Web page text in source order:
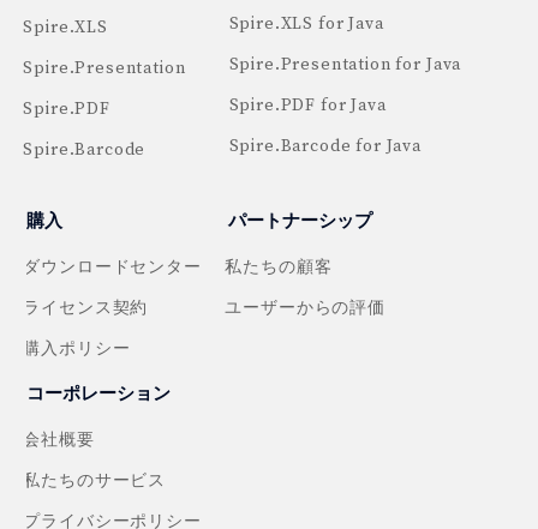
Spire.XLS
Spire.Presentation
Spire.PDF
Spire.Barcode
Spire.XLS for Java
Spire.Presentation for Java
Spire.PDF for Java
Spire.Barcode for Java
購入
ダウンロードセンター
ライセンス契約
購入ポリシー
パートナーシップ
私たちの顧客
ユーザーからの評価
コーポレーション
会社概要
私たちのサービス
プライバシーポリシー